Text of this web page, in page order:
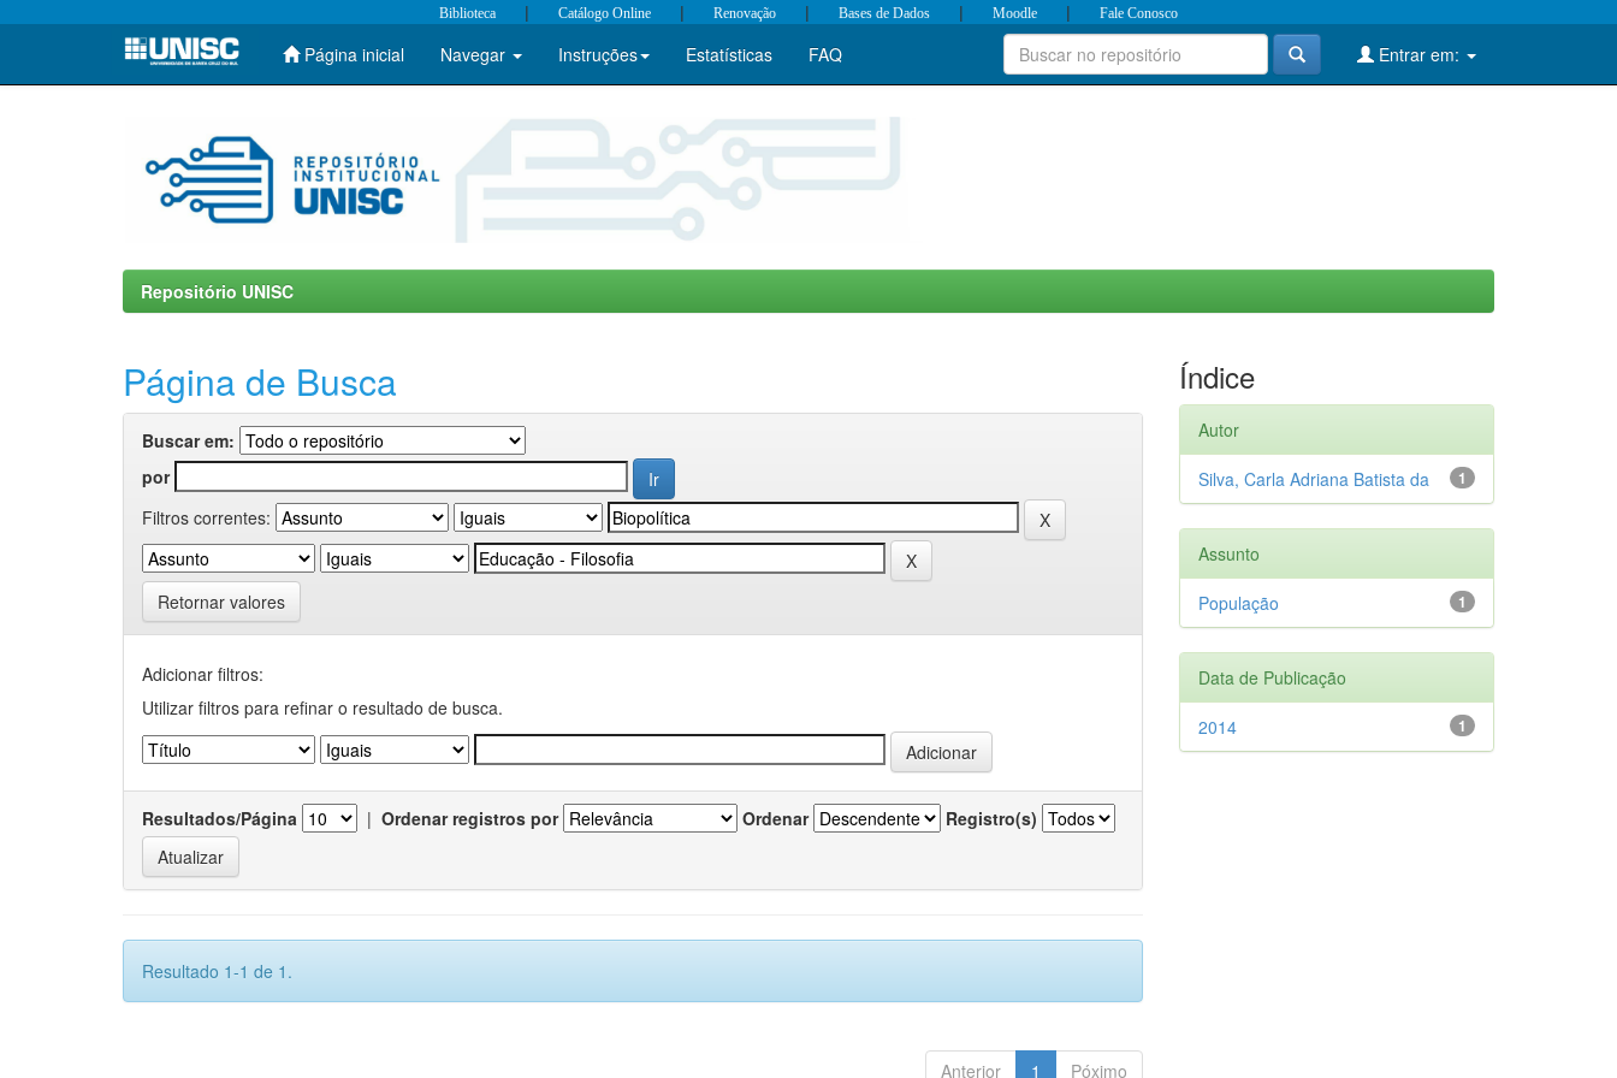
Skip
Biblioteca | Catálogo Online | Renovação | Bases de Dados | Moodle | Fale Conosco
Página inicial Navegar Instruções Estatísticas FAQ Entrar em:
Repositório UNISC
Página de Busca
Buscar em:
por
Filtros correntes:
Retornar valores
Adicionar filtros:
Utilizar filtros para refinar o resultado de busca.
Resultados/Página | Ordenar registros por Ordenar Registro(s)
Resultado 1-1 de 1.
Anterior 1 Póximo
Índice
Autor
1
Silva, Carla Adriana Batista da
Assunto
1
População
Data de Publicação
1
2014